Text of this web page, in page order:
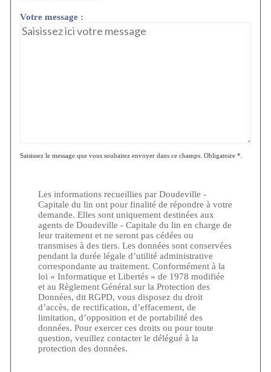
Votre message :
Saisissez le message que vous souhaitez envoyer dans ce champs. Obligatoire *.
Les informations recueillies par Doudeville -
Capitale du lin ont pour finalité de répondre à votre
demande. Elles sont uniquement destinées aux
agents de Doudeville - Capitale du lin en charge de
leur traitement et ne seront pas cédées ou
transmises à des tiers. Les données sont conservées
pendant la durée légale d’utilité administrative
correspondante au traitement. Conformément à la
loi « Informatique et Libertés » de 1978 modifiée
et au Règlement Général sur la Protection des
Données, dit RGPD, vous disposez du droit
d’accès, de rectification, d’effacement, de
limitation, d’opposition et de portabilité des
données. Pour exercer ces droits ou pour toute
question, veuillez contacter le délégué à la
protection des données.